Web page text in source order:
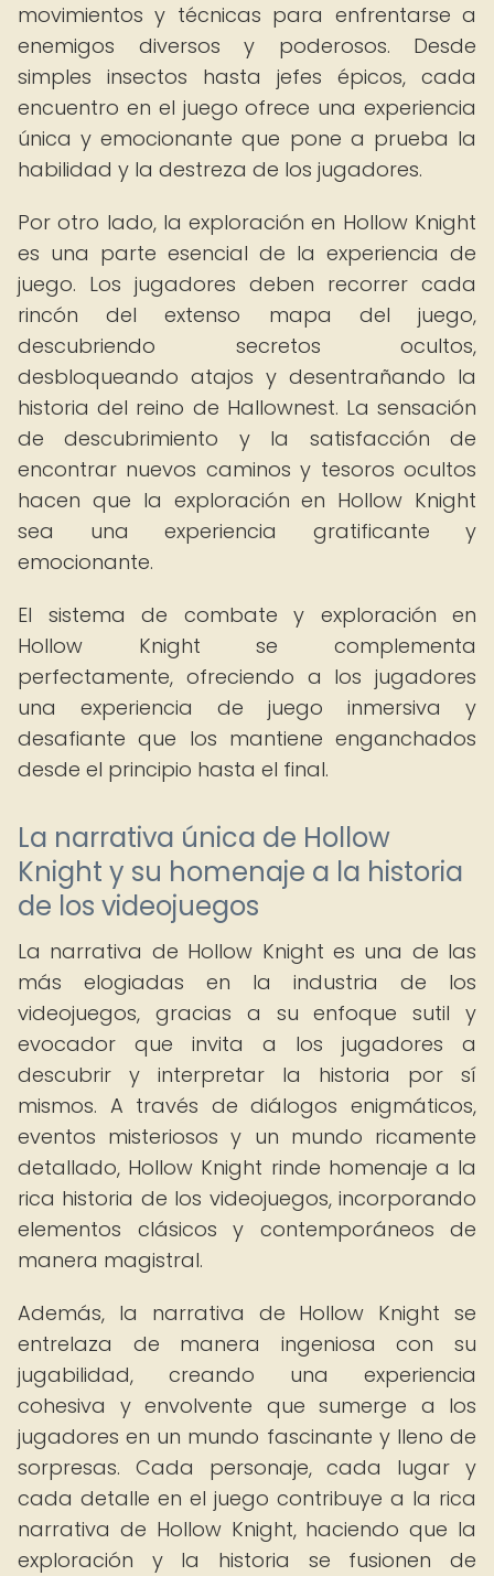
movimientos y técnicas para enfrentarse a
enemigos diversos y poderosos. Desde
simples insectos hasta jefes épicos, cada
encuentro en el juego ofrece una experiencia
única y emocionante que pone a prueba la
habilidad y la destreza de los jugadores.
Por otro lado, la exploración en Hollow Knight
es una parte esencial de la experiencia de
juego. Los jugadores deben recorrer cada
rincón del extenso mapa del juego,
descubriendo secretos ocultos,
desbloqueando atajos y desentrañando la
historia del reino de Hallownest. La sensación
de descubrimiento y la satisfacción de
encontrar nuevos caminos y tesoros ocultos
hacen que la exploración en Hollow Knight
sea una experiencia gratificante y
emocionante.
El sistema de combate y exploración en
Hollow Knight se complementa
perfectamente, ofreciendo a los jugadores
una experiencia de juego inmersiva y
desafiante que los mantiene enganchados
desde el principio hasta el final.
La narrativa única de Hollow
Knight y su homenaje a la historia
de los videojuegos
La narrativa de Hollow Knight es una de las
más elogiadas en la industria de los
videojuegos, gracias a su enfoque sutil y
evocador que invita a los jugadores a
descubrir y interpretar la historia por sí
mismos. A través de diálogos enigmáticos,
eventos misteriosos y un mundo ricamente
detallado, Hollow Knight rinde homenaje a la
rica historia de los videojuegos, incorporando
elementos clásicos y contemporáneos de
manera magistral.
Además, la narrativa de Hollow Knight se
entrelaza de manera ingeniosa con su
jugabilidad, creando una experiencia
cohesiva y envolvente que sumerge a los
jugadores en un mundo fascinante y lleno de
sorpresas. Cada personaje, cada lugar y
cada detalle en el juego contribuye a la rica
narrativa de Hollow Knight, haciendo que la
exploración y la historia se fusionen de